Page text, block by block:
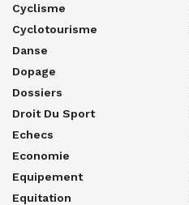
Cyclisme
Cyclotourisme
Danse
Dopage
Dossiers
Droit Du Sport
Echecs
Economie
Equipement
Equitation